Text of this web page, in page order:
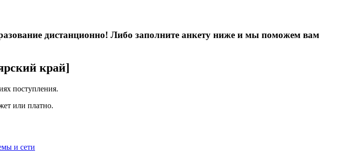
дистанционно! Либо заполните анкету ниже и мы поможем вам
край]
поступления.
или платно.
и сети